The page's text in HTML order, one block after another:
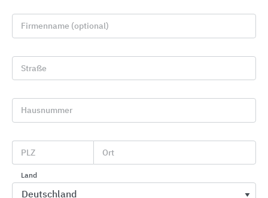
wiederverwendbaren Pflasterklinkern
Vandersanden
Firmenname (optional)
Straße
Hausnummer
PLZ Ort
Land